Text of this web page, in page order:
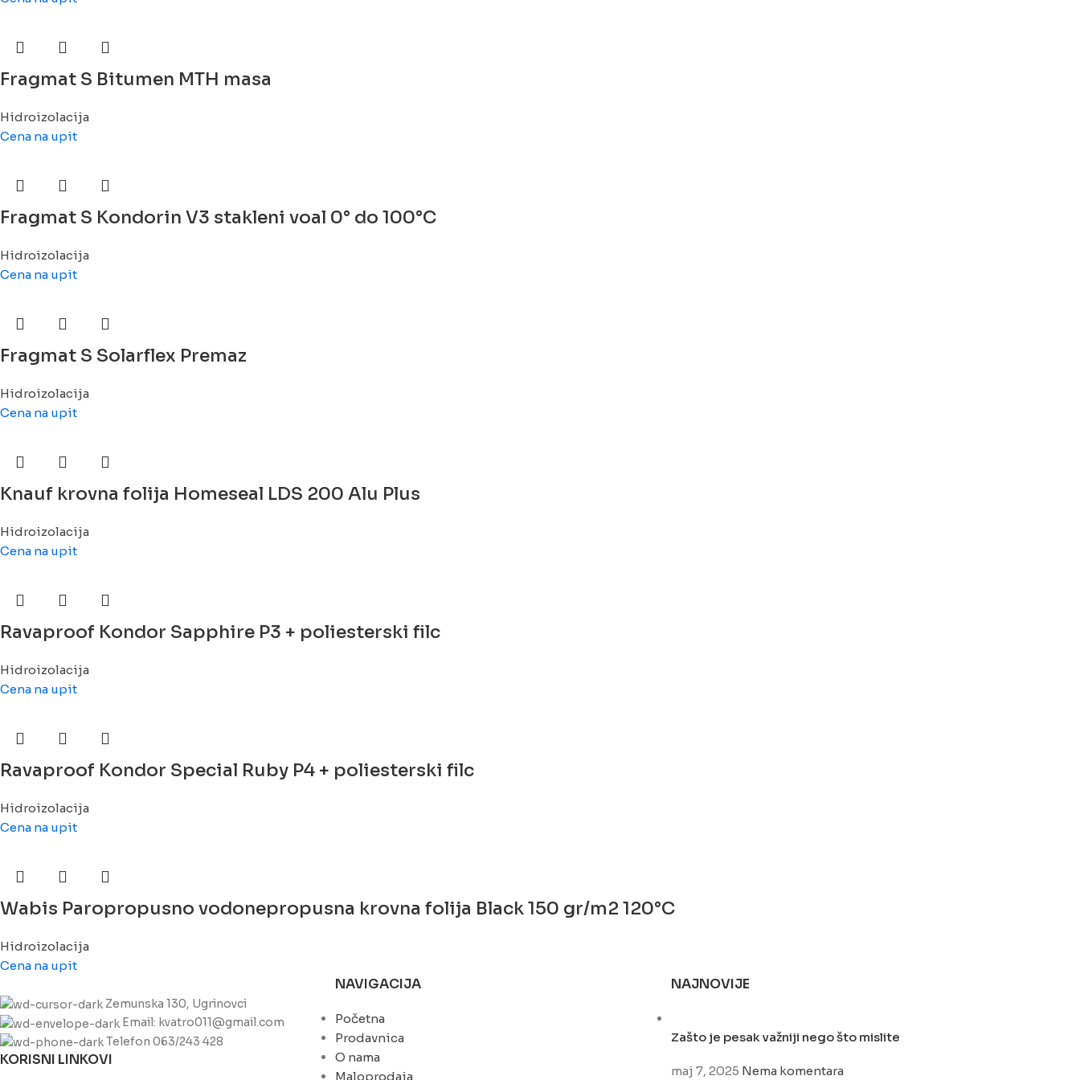
Fragmat S Bitumen MTH masa
Hidroizolacija
Cena na upit
Fragmat S Kondorin V3 stakleni voal 0° do 100°C
Hidroizolacija
Cena na upit
Fragmat S Solarflex Premaz
Hidroizolacija
Cena na upit
Knauf krovna folija Homeseal LDS 200 Alu Plus
Hidroizolacija
Cena na upit
Ravaproof Kondor Sapphire P3 + poliesterski filc
Hidroizolacija
Cena na upit
Ravaproof Kondor Special Ruby P4 + poliesterski filc
Hidroizolacija
Cena na upit
Wabis Paropropusno vodonepropusna krovna folija Black 150 gr/m2 120°C
Hidroizolacija
Cena na upit
Zemunska 130, Ugrinovci
Email: kvatro011@gmail.com
Telefon 063/243 428
KORISNI LINKOVI
NAVIGACIJA
Početna
Prodavnica
O nama
Maloprodaja
NAJNOVIJE
Zašto je pesak važniji nego što mislite
maj 7, 2025 Nema komentara